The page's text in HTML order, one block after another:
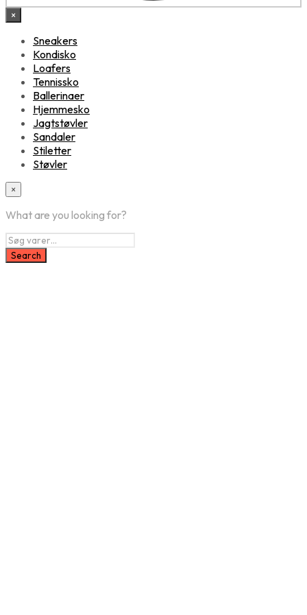
×
Sneakers
Kondisko
Loafers
Tennissko
Ballerinaer
Hjemmesko
Jagtstøvler
Sandaler
Stiletter
Støvler
×
What are you looking for?